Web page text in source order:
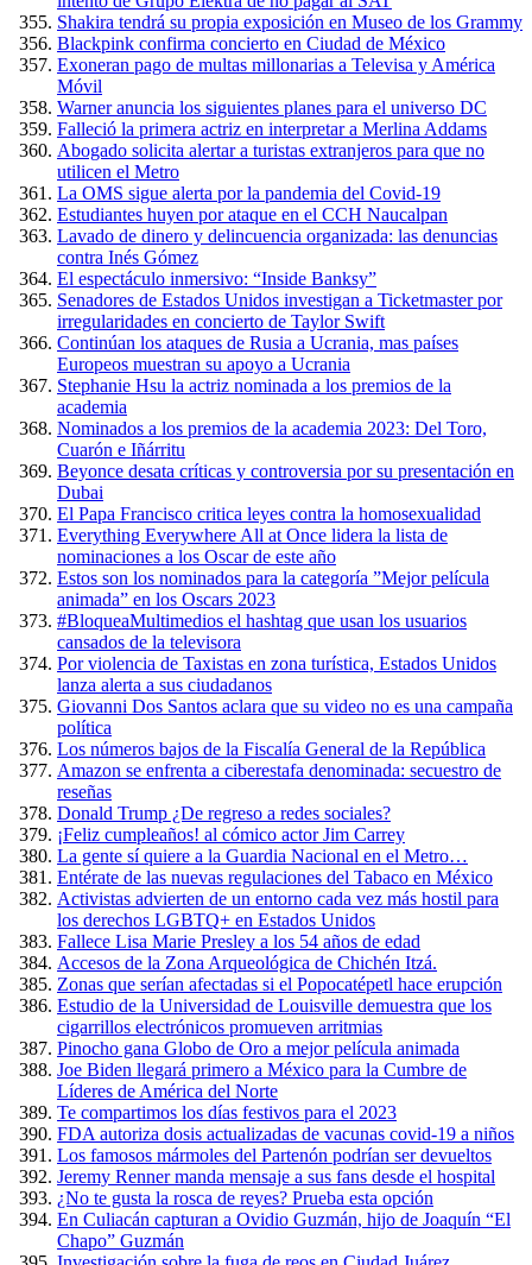
Shakira tendrá su propia exposición en Museo de los Grammy
Blackpink confirma concierto en Ciudad de México
Exoneran pago de multas millonarias a Televisa y América
Móvil
Warner anuncia los siguientes planes para el universo DC
Falleció la primera actriz en interpretar a Merlina Addams
Abogado solicita alertar a turistas extranjeros para que no
utilicen el Metro
La OMS sigue alerta por la pandemia del Covid-19
Estudiantes huyen por ataque en el CCH Naucalpan
Lavado de dinero y delincuencia organizada: las denuncias
contra Inés Gómez
El espectáculo inmersivo: “Inside Banksy”
Senadores de Estados Unidos investigan a Ticketmaster por
irregularidades en concierto de Taylor Swift
Continúan los ataques de Rusia a Ucrania, mas países
Europeos muestran su apoyo a Ucrania
Stephanie Hsu la actriz nominada a los premios de la
academia
Nominados a los premios de la academia 2023: Del Toro,
Cuarón e Iñárritu
Beyonce desata críticas y controversia por su presentación en
Dubai
El Papa Francisco critica leyes contra la homosexualidad
Everything Everywhere All at Once lidera la lista de
nominaciones a los Oscar de este año
Estos son los nominados para la categoría ”Mejor película
animada” en los Oscars 2023
#BloqueaMultimedios el hashtag que usan los usuarios
cansados de la televisora
Por violencia de Taxistas en zona turística, Estados Unidos
lanza alerta a sus ciudadanos
Giovanni Dos Santos aclara que su video no es una campaña
política
Los números bajos de la Fiscalía General de la República
Amazon se enfrenta a ciberestafa denominada: secuestro de
reseñas
Donald Trump ¿De regreso a redes sociales?
¡Feliz cumpleaños! al cómico actor Jim Carrey
La gente sí quiere a la Guardia Nacional en el Metro…
Entérate de las nuevas regulaciones del Tabaco en México
Activistas advierten de un entorno cada vez más hostil para
los derechos LGBTQ+ en Estados Unidos
Fallece Lisa Marie Presley a los 54 años de edad
Accesos de la Zona Arqueológica de Chichén Itzá.
Zonas que serían afectadas si el Popocatépetl hace erupción
Estudio de la Universidad de Louisville demuestra que los
cigarrillos electrónicos promueven arritmias
Pinocho gana Globo de Oro a mejor película animada
Joe Biden llegará primero a México para la Cumbre de
Líderes de América del Norte
Te compartimos los días festivos para el 2023
FDA autoriza dosis actualizadas de vacunas covid-19 a niños
Los famosos mármoles del Partenón podrían ser devueltos
Jeremy Renner manda mensaje a sus fans desde el hospital
¿No te gusta la rosca de reyes? Prueba esta opción
En Culiacán capturan a Ovidio Guzmán, hijo de Joaquín “El
Chapo” Guzmán